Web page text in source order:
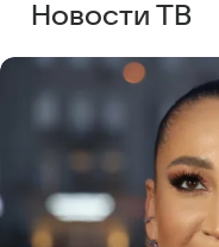
Новости ТВ